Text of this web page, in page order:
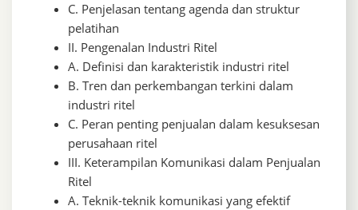
C. Penjelasan tentang agenda dan struktur
pelatihan
II. Pengenalan Industri Ritel
A. Definisi dan karakteristik industri ritel
B. Tren dan perkembangan terkini dalam
industri ritel
C. Peran penting penjualan dalam kesuksesan
perusahaan ritel
III. Keterampilan Komunikasi dalam Penjualan
Ritel
A. Teknik-teknik komunikasi yang efektif